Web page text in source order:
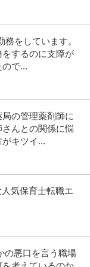
をしています。
するのに支障が
で...
の管理薬剤師に
んとの関係に悩
キツイ...
気保育士転職エ
の悪口を言う職場